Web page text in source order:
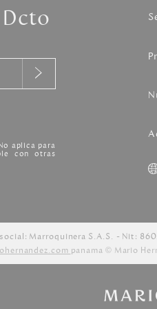
Dcto
aplica para
con otras
Marroquinera S.A.S. Nit:
panama © Mario